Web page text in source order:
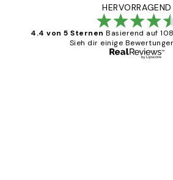
HERVORRAGEND
4.4 von 5 Sternen Basierend auf
Sieh dir einige